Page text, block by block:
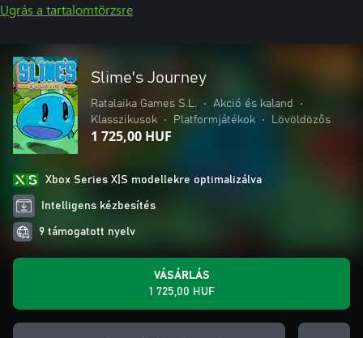
Ugrás a tartalomtörzsre
Slime's Journey
Ratalaika Games S.L. • Akció és kaland
•
Klasszikusok
• Platformjátékok • Lövöldözős
1 725,00 HUF
Xbox Series X|S modellekre optimalizálva
Intelligens kézbesítés
9 támogatott nyelv
VÁSÁRLÁS
1 725,00 HUF